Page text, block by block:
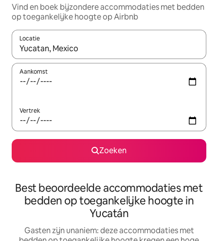
Vind en boek bijzondere accommodaties met bedden
op toegankelijke hoogte op Airbnb
Locatie
Wanneer er resultaten beschikbaar zijn, maak je een keuze
Aankomst
Vertrek
Zoeken
Best beoordeelde accommodaties met
bedden op toegankelijke hoogte in
Yucatán
Gasten zijn unaniem: deze accommodaties met